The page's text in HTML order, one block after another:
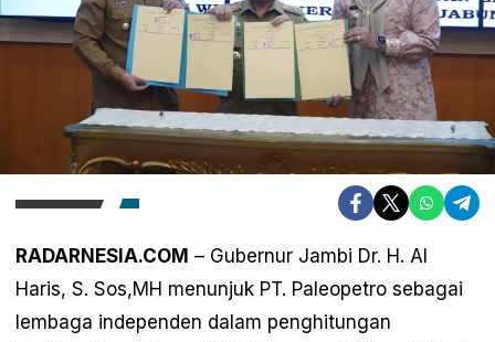
RADARNESIA.COM – Gubernur Jambi Dr. H. Al
Haris, S. Sos,MH menunjuk PT. Paleopetro sebagai
lembaga independen dalam penghitungan